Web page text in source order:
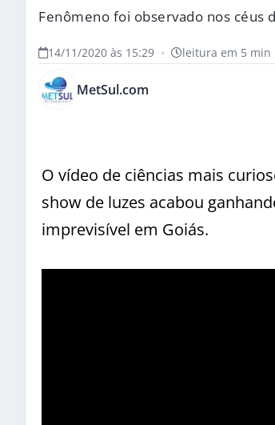
Fenômeno foi observado nos céus
14/11/2020 às 15:29 • leitura em 5 min
MetSul.com
O vídeo de ciências mais
show de luzes acabou
imprevisível em Goiás.